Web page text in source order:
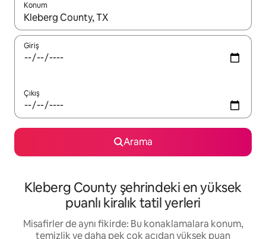
Konum
Sonuçlar kullanılabilir olduğunda yukarı ve aşağı oklarıyla
Giriş
Çıkış
Arama
Kleberg County şehrindeki en yüksek
puanlı kiralık tatil yerleri
Misafirler de aynı fikirde: Bu konaklamalara konum,
temizlik ve daha pek çok açıdan yüksek puan